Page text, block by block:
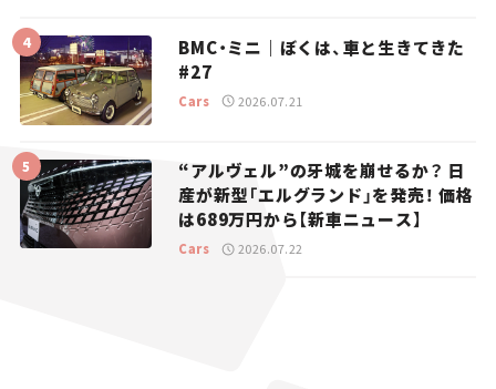
BMC・ミニ｜ぼくは、車と生きてきた
#27
Cars 2026.07.21
“アルヴェル”の牙城を崩せるか？ 日
産が新型「エルグランド」を発売！ 価格
は689万円から【新車ニュース】
Cars 2026.07.22